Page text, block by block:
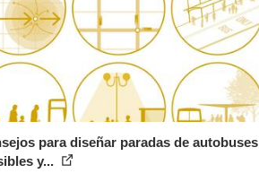
para diseñar paradas de autobuses
y...